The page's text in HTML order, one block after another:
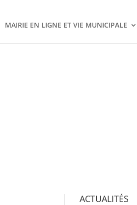
MAIRIE EN LIGNE ET VIE MUNICIPALE
ACTUALITÉS